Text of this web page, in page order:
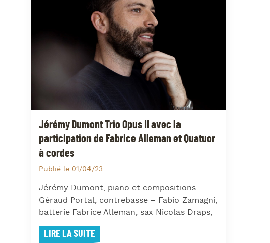
Jérémy Dumont Trio Opus II avec la
participation de Fabrice Alleman et Quatuor
à cordes
Publié le 01/04/23
Jérémy Dumont, piano et compositions –
Géraud Portal, contrebasse – Fabio Zamagni,
batterie Fabrice Alleman, sax Nicolas Draps,
LIRE LA SUITE